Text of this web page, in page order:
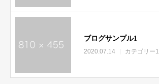
ブログサンプル1
2020.07.14 カテゴリー1